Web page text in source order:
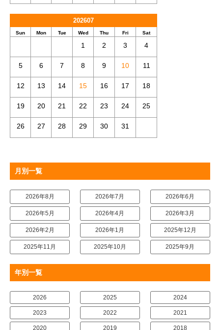
202607
Sun Mon Tue Wed Thu Fri Sat
1 2 3 4
5 6 7 8 9 10 11
12 13 14 15 16 17 18
19 20 21 22 23 24 25
26 27 28 29 30 31
月別一覧
2026年8月 2026年7月 2026年6月
2026年5月 2026年4月 2026年3月
2026年2月 2026年1月 2025年12月
2025年11月 2025年10月 2025年9月
年別一覧
2026 2025 2024
2023 2022 2021
2020 2019 2018